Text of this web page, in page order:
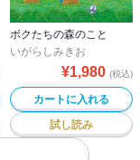
ボクたちの森のこと
いがらしみきお
¥1,980 (税込)
カートに入れる
試し読み